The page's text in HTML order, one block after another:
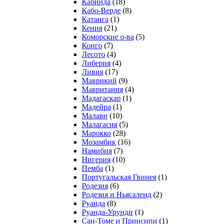
Кабо-Верде (8)
Катанга (1)
Кения (21)
Коморcкие о-ва (5)
Конго (7)
Лесото (4)
Либерия (4)
Ливия (17)
Маврикий (9)
Мавритания (4)
Мадагаскар (1)
Мадейра (1)
Малави (10)
Малагасия (5)
Марокко (28)
Мозамбик (16)
Намибия (7)
Нигерия (10)
Пемба (1)
Португальская Гвинея (1)
Родезия (6)
Родезия и Ньясаленд (2)
Руанда (8)
Руанда-Урунди (1)
Сан-Томе и Принсипи (1)